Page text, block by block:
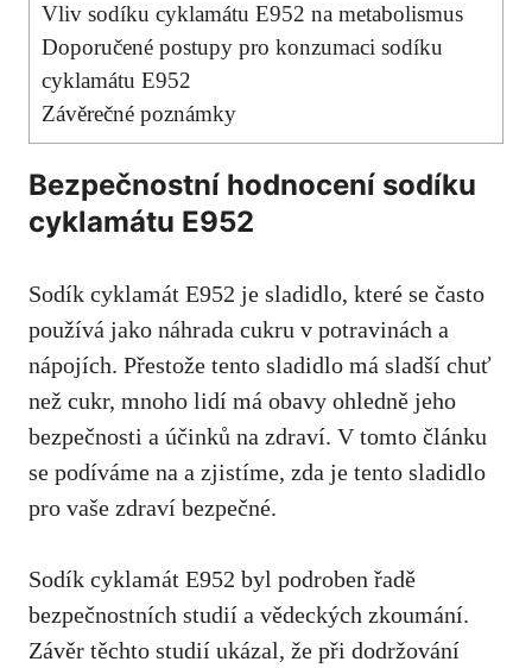
Vliv sodíku cyklamátu E952 na metabolismus
Doporučené postupy pro konzumaci sodíku
cyklamátu E952
Závěrečné poznámky
Bezpečnostní hodnocení sodíku
cyklamátu E952
Sodík cyklamát E952 je sladidlo, které se často
používá jako náhrada cukru v potravinách a
nápojích. Přestože tento sladidlo má sladší chuť
než cukr, mnoho lidí má obavy ohledně jeho
bezpečnosti a účinků na zdraví. V tomto článku
se podíváme na a zjistíme, zda je tento sladidlo
pro vaše zdraví bezpečné.
Sodík cyklamát E952 byl podroben řadě
bezpečnostních studií a vědeckých zkoumání.
Závěr těchto studií ukázal, že při dodržování